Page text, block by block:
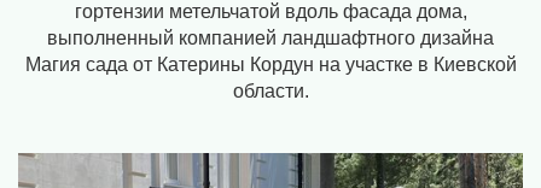
гортензии метельчатой вдоль фасада дома,
выполненный компанией ландшафтного дизайна
Магия сада от Катерины Кордун на участке в Киевской
области.